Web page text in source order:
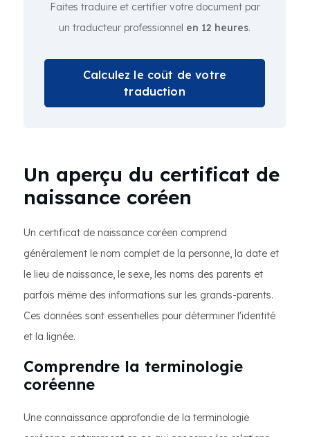
Faites traduire et certifier votre document par
un traducteur professionnel en 12 heures.
Calculez le coût de votre
traduction
Un aperçu du certificat de
naissance coréen
Un certificat de naissance coréen comprend
généralement le nom complet de la personne, la date et
le lieu de naissance, le sexe, les noms des parents et
parfois même des informations sur les grands-parents.
Ces données sont essentielles pour déterminer l'identité
et la lignée.
Comprendre la terminologie
coréenne
Une connaissance approfondie de la terminologie